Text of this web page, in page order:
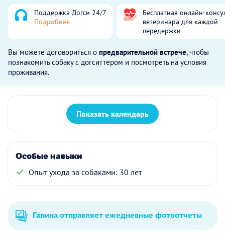
Поддержка Догси 24/7
Подробнее
Бесплатная онлайн-
ветеринара для каждой
передержки
Вы можете договориться о предварительной встрече, чтобы
познакомить собаку с догситтером и посмотреть на условия
проживания.
Показать календарь
Особые навыки
Опыт ухода за собаками: 30 лет
Галина отправляет ежедневные фотоотчеты